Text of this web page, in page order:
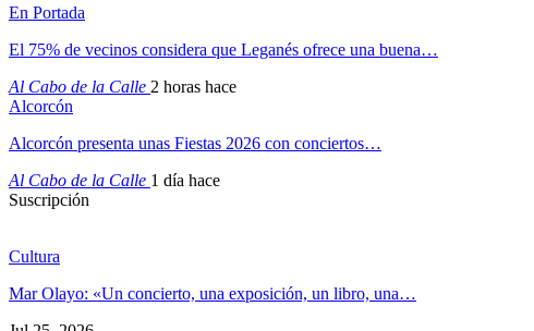
En Portada
El 75% de vecinos considera que Leganés ofrece una buena…
Al Cabo de la Calle 2 horas hace
Alcorcón
Alcorcón presenta unas Fiestas 2026 con conciertos…
Al Cabo de la Calle 1 día hace
Suscripción
Cultura
Mar Olayo: «Un concierto, una exposición, un libro, una…